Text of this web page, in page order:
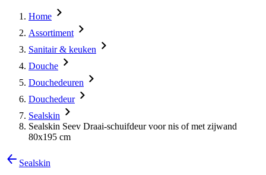
Home
Assortiment
Sanitair & keuken
Douche
Douchedeuren
Douchedeur
Sealskin
Sealskin Seev Draai-schuifdeur voor nis of met zijwand
80x195 cm
Sealskin